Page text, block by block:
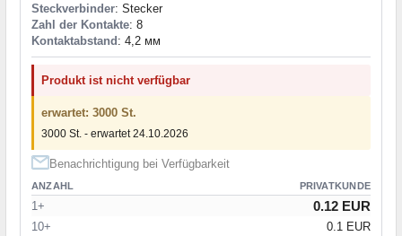
Steckverbinder: Stecker
Zahl der Kontakte: 8
Kontaktabstand: 4,2 мм
Produkt ist nicht verfügbar
erwartet: 3000 St.
3000 St. - erwartet 24.10.2026
Benachrichtigung bei Verfügbarkeit
ANZAHL PRIVATKUNDE
1+ 0.12 EUR
10+
0.1 EUR